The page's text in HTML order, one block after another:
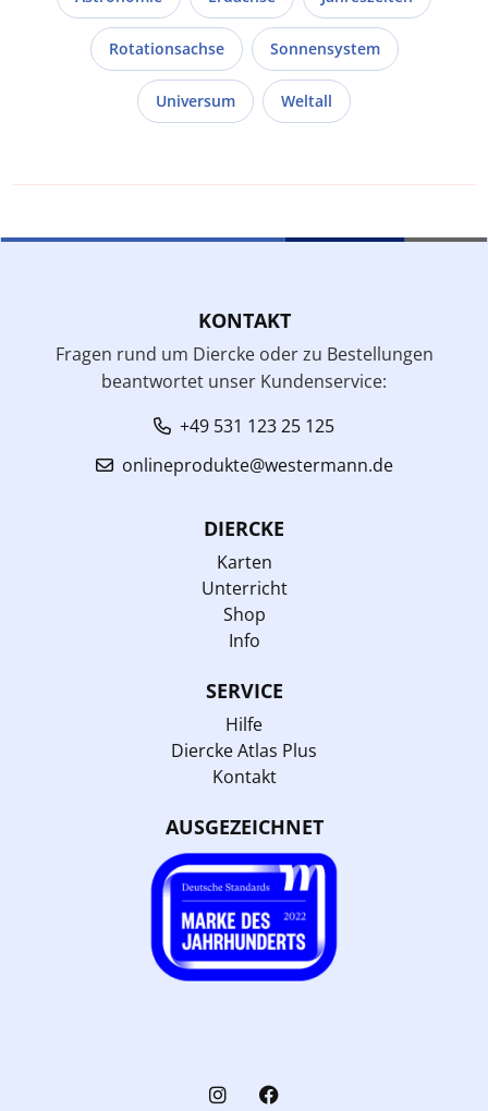
Rotationsachse Sonnensystem
Universum Weltall
KONTAKT
Fragen rund um Diercke oder zu Bestellungen
beantwortet unser Kundenservice:
+49 531 123 25 125
onlineprodukte@westermann.de
DIERCKE
Karten
Unterricht
Shop
Info
SERVICE
Hilfe
Diercke Atlas Plus
Kontakt
AUSGEZEICHNET